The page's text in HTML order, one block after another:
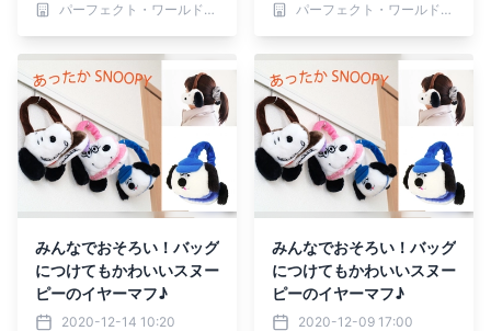
パーフェクト・ワールド株式会社
パーフェクト・ワールド株式会社
みんなでおそろい！バッグ
につけてもかわいいスヌー
ピーのイヤーマフ♪
2020-12-14 10:20
みんなでおそろい！バッグ
につけてもかわいいスヌー
ピーのイヤーマフ♪
2020-12-09 17:00